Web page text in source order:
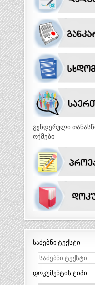
გენდერული
ოქმები
საძებნი ტექსტი
დოკუმენტის ტიპი